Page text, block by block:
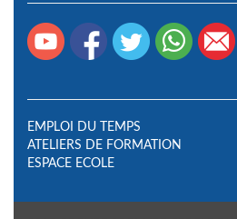
EMPLOI DU TEMPS
ATELIERS DE FORMATION
ESPACE ECOLE